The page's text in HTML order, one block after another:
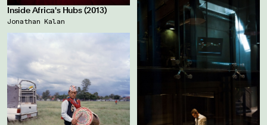
Inside Africa's Hubs (2013)
Jonathan Kalan